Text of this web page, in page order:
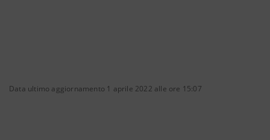
Data ultimo aggiornamento 1 aprile 2022 alle ore 15:07